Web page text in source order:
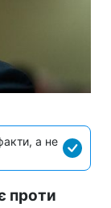
а не
проти